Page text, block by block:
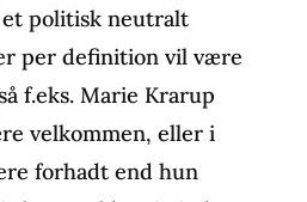
politisk neutralt
per definition vil være
f.eks. Marie Krarup
velkommen, eller i
forhadt end hun